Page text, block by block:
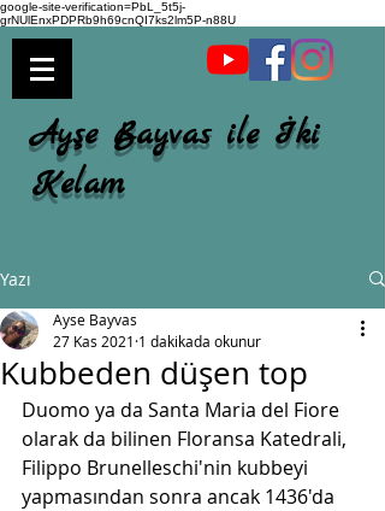
google-site-verification=PbL_5t5j-
grNUlEnxPDPRb9h69cnQI7ks2lm5P-n88U
Ayşe Bayvas ile İki
Kelam
Yazı
Kubbeden düşen top
Ayse Bayvas
27 Kas 2021 1 dakikada okunur
Duomo ya da Santa Maria del Fiore
olarak da bilinen Floransa Katedrali,
Filippo Brunelleschi'nin kubbeyi
yapmasından sonra ancak 1436'da